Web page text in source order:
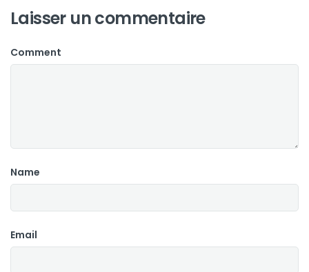
Laisser un commentaire
Comment
Name
Email